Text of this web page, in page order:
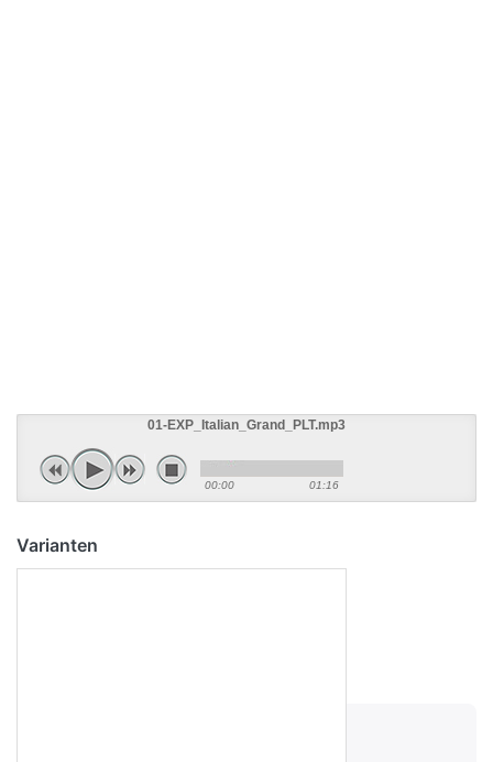
01-EXP_Italian_Grand_PLT.mp3
00:00 01:16
Varianten